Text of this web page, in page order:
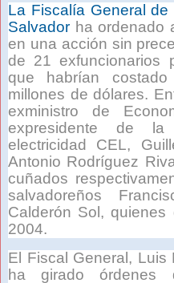
La Fiscalía General de
Salvador ha ordenado
en una acción sin
de 21 exfuncionarios
que habrían
millones de dólares.
exministro de
expresidente de
electricidad CEL,
Antonio Rodríguez
cuñados
salvadoreños
Calderón Sol,
2004.
El Fiscal General,
ha girado órdenes